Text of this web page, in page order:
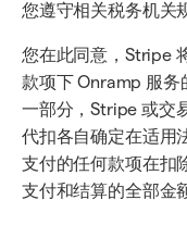
您遵守相关税务机关
您在此同意，Stripe
款项下 Onramp 服务
一部分，Stripe 或交
代扣各自确定在适用
支付的任何款项在扣
支付和结算的全部金